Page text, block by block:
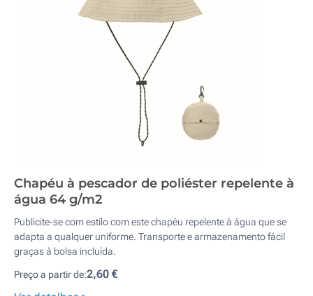
Chapéu à pescador de poliéster repelente à
água 64 g/m2
Publicite-se com estilo com este chapéu repelente à água que se
adapta a qualquer uniforme. Transporte e armazenamento fácil
graças à bolsa incluída.
Preço a partir de:2,60 €